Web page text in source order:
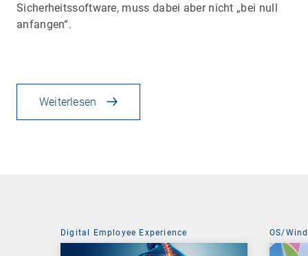
Sicherheitssoftware, muss dabei aber nicht „bei null
anfangen“.
Weiterlesen
Digital Employee Experience OS/